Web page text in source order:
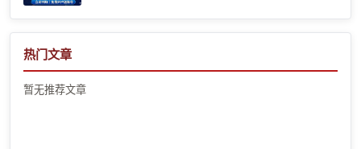
热门文章
暂无推荐文章